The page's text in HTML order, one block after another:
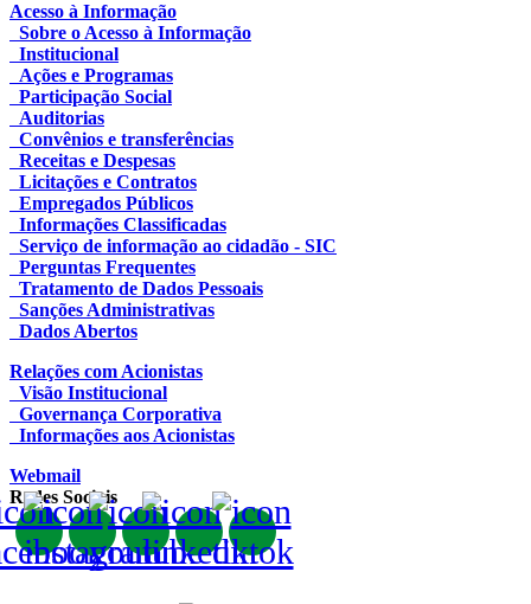
Acesso à Informação
Sobre o Acesso à Informação
Institucional
Ações e Programas
Participação Social
Auditorias
Convênios e transferências
Receitas e Despesas
Licitações e Contratos
Empregados Públicos
Informações Classificadas
Serviço de informação ao cidadão - SIC
Perguntas Frequentes
Tratamento de Dados Pessoais
Sanções Administrativas
Dados Abertos
Relações com Acionistas
Visão Institucional
Governança Corporativa
Informações aos Acionistas
Webmail
Redes Sociais